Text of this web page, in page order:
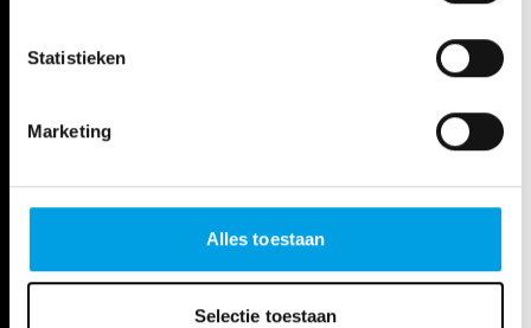
Statistieken
Marketing
Alles toestaan
Selectie toestaan